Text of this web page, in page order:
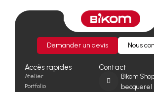
Demander un devis Nous
Accès rapides
Atelier
Portfolio
Contact
Bikom
becquerel